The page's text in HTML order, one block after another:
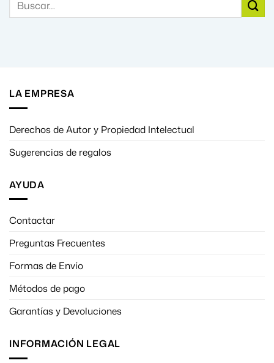
LA EMPRESA
Derechos de Autor y Propiedad Intelectual
Sugerencias de regalos
AYUDA
Contactar
Preguntas Frecuentes
Formas de Envío
Métodos de pago
Garantías y Devoluciones
INFORMACIÓN LEGAL